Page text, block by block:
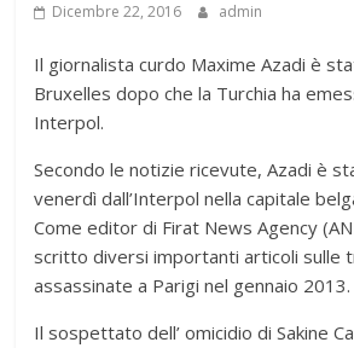
Dicembre 22, 2016 admin
Il giornalista curdo Maxime Azadi è
Bruxelles dopo che la Turchia ha
Interpol.
Secondo le notizie ricevute, Azadi è
venerdì dall’Interpol nella capitale
Come editor di Firat News Agency
scritto diversi importanti articoli sulle
assassinate a Parigi nel gennaio 2013.
Il sospettato dell’ omicidio di Sakine